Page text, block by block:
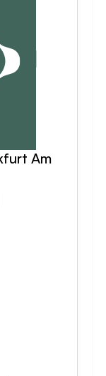
Am